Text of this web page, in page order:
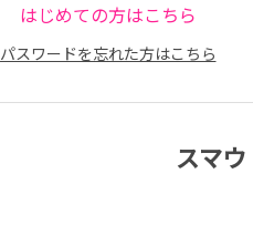
はじめての方はこちら
パスワードを忘れた方はこちら
スマ